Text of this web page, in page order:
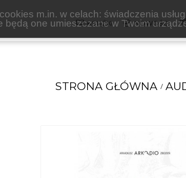
m.in. w celach: świadczenia
będą one umieszczane w Twoim
KSIĄŻKI NOWOŚCI
STRONA GŁÓWNA